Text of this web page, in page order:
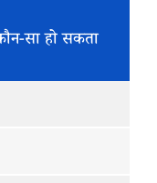
सा हो सकता